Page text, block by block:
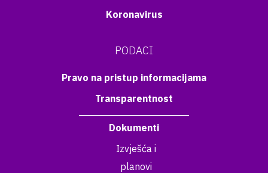
Koronavirus
PODACI
Pravo na pristup informacijama
Transparentnost
Dokumenti
Izvješća i
planovi